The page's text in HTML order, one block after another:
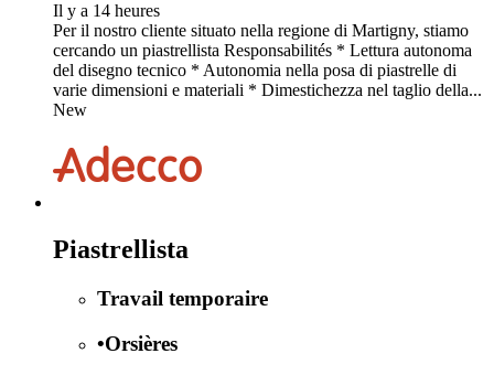
Il y a 14 heures
Per il nostro cliente situato nella regione di Martigny, stiamo
cercando un piastrellista Responsabilités * Lettura autonoma
del disegno tecnico * Autonomia nella posa di piastrelle di
varie dimensioni e materiali * Dimestichezza nel taglio della...
New
Piastrellista
Travail temporaire
•Orsières